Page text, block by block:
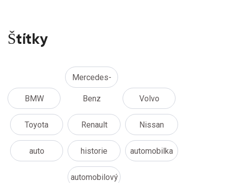
Štítky
BMW
Mercedes-
Benz Volvo
Toyota Renault Nissan
auto historie automobilka
automobilový